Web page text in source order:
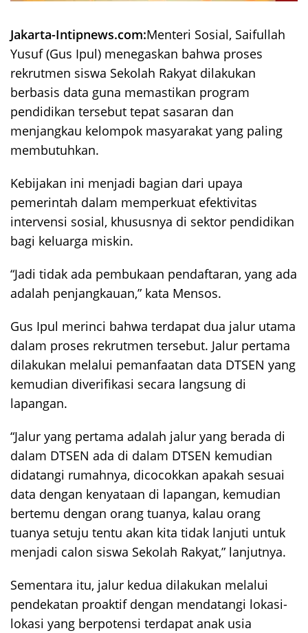
Jakarta-Intipnews.com:Menteri Sosial, Saifullah
Yusuf (Gus Ipul) menegaskan bahwa proses
rekrutmen siswa Sekolah Rakyat dilakukan
berbasis data guna memastikan program
pendidikan tersebut tepat sasaran dan
menjangkau kelompok masyarakat yang paling
membutuhkan.
Kebijakan ini menjadi bagian dari upaya
pemerintah dalam memperkuat efektivitas
intervensi sosial, khususnya di sektor pendidikan
bagi keluarga miskin.
“Jadi tidak ada pembukaan pendaftaran, yang ada
adalah penjangkauan,” kata Mensos.
Gus Ipul merinci bahwa terdapat dua jalur utama
dalam proses rekrutmen tersebut. Jalur pertama
dilakukan melalui pemanfaatan data DTSEN yang
kemudian diverifikasi secara langsung di
lapangan.
“Jalur yang pertama adalah jalur yang berada di
dalam DTSEN ada di dalam DTSEN kemudian
didatangi rumahnya, dicocokkan apakah sesuai
data dengan kenyataan di lapangan, kemudian
bertemu dengan orang tuanya, kalau orang
tuanya setuju tentu akan kita tidak lanjuti untuk
menjadi calon siswa Sekolah Rakyat,” lanjutnya.
Sementara itu, jalur kedua dilakukan melalui
pendekatan proaktif dengan mendatangi lokasi-
lokasi yang berpotensi terdapat anak usia